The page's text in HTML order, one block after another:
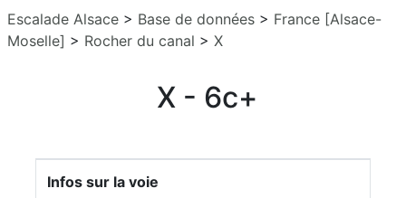
Escalade Alsace > Base de données > France [Alsace-
Moselle] > Rocher du canal > X
X - 6c+
Infos sur la voie